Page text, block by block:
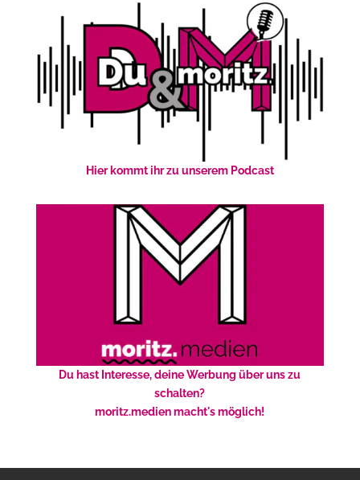
Hier kommt ihr zu unserem Podcast
Du hast Interesse, deine Werbung über uns zu
schalten?
moritz.medien macht's möglich!